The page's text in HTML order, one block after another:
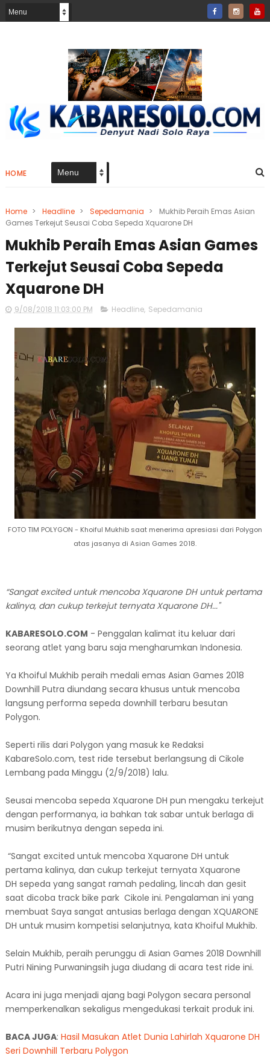
HOME
Home > Headline > Sepedamania >
Mukhib Peraih Emas Asian
Games Terkejut Seusai Coba Sepeda Xquarone DH
Mukhib Peraih Emas Asian Games
Terkejut Seusai Coba Sepeda
Xquarone DH
9/08/2018 11:03:00 PM Headline, Sepedamania
FOTO TIM POLYGON - Khoiful Mukhib saat menerima apresiasi dari Polygon
atas jasanya di Asian Games 2018.
“Sangat excited untuk mencoba Xquarone DH untuk pertama
kalinya, dan cukup terkejut ternyata Xquarone DH..."
KABARESOLO.COM - Penggalan kalimat itu keluar dari
seorang atlet yang baru saja mengharumkan Indonesia.
Ya Khoiful Mukhib peraih medali emas Asian Games 2018
Downhill Putra diundang secara khusus untuk mencoba
langsung performa sepeda downhill terbaru besutan
Polygon.
Seperti rilis dari Polygon yang masuk ke Redaksi
KabareSolo.com, test ride tersebut berlangsung di Cikole
Lembang pada Minggu (2/9/2018) lalu.
Seusai mencoba sepeda Xquarone DH pun mengaku terkejut
dengan performanya, ia bahkan tak sabar untuk berlaga di
musim berikutnya dengan sepeda ini.
“Sangat excited untuk mencoba Xquarone DH untuk
pertama kalinya, dan cukup terkejut ternyata Xquarone
DH sepeda yang sangat ramah pedaling, lincah dan gesit
saat dicoba track bike park Cikole ini. Pengalaman ini yang
membuat Saya sangat antusias berlaga dengan XQUARONE
DH untuk musim kompetisi selanjutnya, kata Khoiful Mukhib.
Selain Mukhib, peraih perunggu di Asian Games 2018 Downhill
Putri Nining Purwaningsih juga diudang di acara test ride ini.
Acara ini juga menjadi ajang bagi Polygon secara personal
memperkenalkan sekaligus mengedukasi terkait produk ini.
BACA JUGA: Hasil Masukan Atlet Dunia Lahirlah Xquarone DH
Seri Downhill Terbaru Polygon